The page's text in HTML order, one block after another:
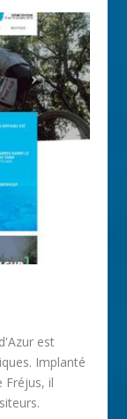
est
Implanté
Fréjus, il